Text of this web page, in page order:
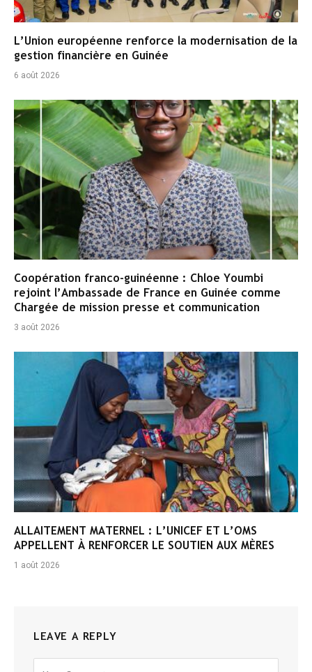
L’Union européenne renforce la modernisation de la
gestion financière en Guinée
6 août 2026
Coopération franco-guinéenne : Chloe Youmbi
rejoint l’Ambassade de France en Guinée comme
Chargée de mission presse et communication
3 août 2026
ALLAITEMENT MATERNEL : L’UNICEF ET L’OMS
APPELLENT À RENFORCER LE SOUTIEN AUX MÈRES
1 août 2026
LEAVE A REPLY